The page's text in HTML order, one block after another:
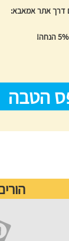
דרך אתר אמאבא:
5% הנחה!
הטבה